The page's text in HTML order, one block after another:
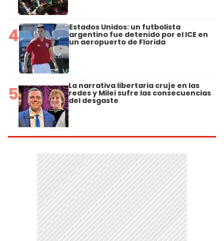
4 Estados Unidos: un futbolista
argentino fue detenido por el ICE en
un aeropuerto de Florida
5 La narrativa libertaria cruje en las
redes y Milei sufre las consecuencias
del desgaste